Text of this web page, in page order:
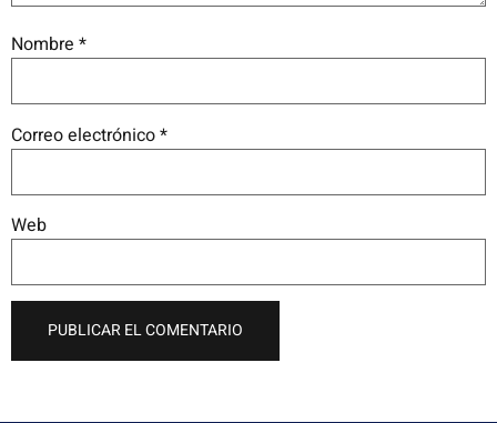
Nombre *
Correo electrónico*
Web